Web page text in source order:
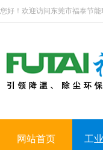
您好！欢迎访问东莞市福泰节能
网站首页 工